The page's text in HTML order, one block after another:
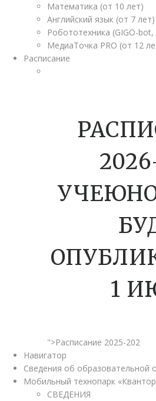
Математика (от 10 лет)
Английский язык (от 7 лет)
Робототехника (GIGO-
МедиаТочка PRO (от 12
Расписание
1
">Расписание 2025-202
Навигатор
Сведения об образовательной
Мобильный технопарк
СВЕДЕНИЯ